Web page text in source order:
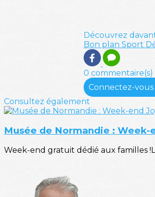
Découvrez
Bon plan Sport
0 commentaire(s)
Connectez-
Consultez également
Musée de Normandie :
Week-end gratuit dédié aux familles